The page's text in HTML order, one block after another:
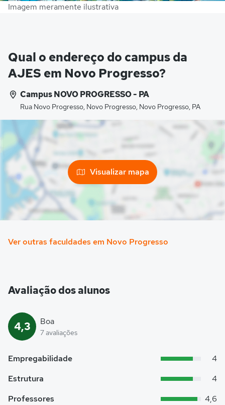
Imagem meramente ilustrativa
Qual o endereço do campus da
AJES em Novo Progresso?
Campus NOVO PROGRESSO - PA
Rua Novo Progresso, Novo Progresso, Novo Progresso, PA
Visualizar mapa
Ver outras faculdades em Novo Progresso
Avaliação dos alunos
4,3 Boa
7 avaliações
Empregabilidade
4
Estrutura
4
Professores
4,6